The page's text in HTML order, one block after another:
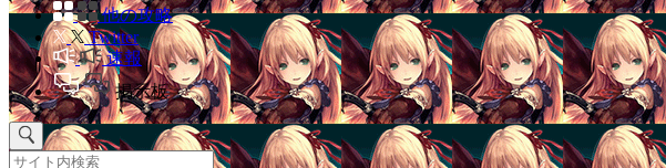
他の攻略
Twitter
速報
掲示板